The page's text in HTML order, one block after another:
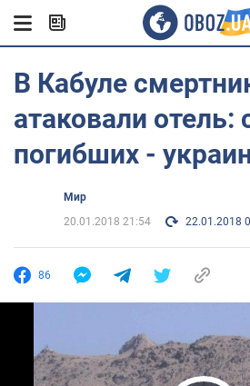
В Кабуле
атаковали отель:
погибших -
Мир
20.01.2018 21:54
22.01.2018
86